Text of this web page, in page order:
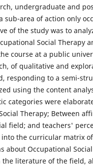
undergraduate and
sub-area of action only
of the study was to
Social Therapy
course at a public
of qualitative and
responding to a semi-
using the content
categories were
Therapy; Between
field; and teachers'
the curricular matrix
about Occupational
the literature of the field,